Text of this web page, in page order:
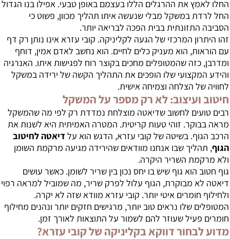
החלו לאמץ את ההרגלים הללו בעצמם באופן טבעי. אפילו בנו הגדול
החל לרדת במשקל מבלי שנעשה איתו תהליך מכוון, פשוט כי
הסביבה התזונתית בבית הפכה לבריאה יותר.
זהו היתרון המרכזי של הגעה לקליניקה. קובי עזרא אינו נותן רק דף
עם הוראות, הוא מעניק כלים לחיים. הוא נחשב לאדם אמין, דוחף
ומדרבן, כזה שהמטופלים מחכים בקוצר רוח לפגישות איתו. האנרגיה
והידע המקצועי שלו הופכים את התהליך הקשה של ירידה במשקל
לחוויה של הצלחה וצמיחה אישית.
חיטוב ועיצוב: לא רק מספר על המשקל
רבים טועים לחשוב שדיאטה מוצלחת נמדדת רק לפי מה שהמשקל
מראה בבוקר. זוהי טעות קריטית. המטרה האמיתית היא לשנות את
הרכב הגוף. בשיטה של קובי עזרא, הדגש הוא על דיאטה לחיטוב
הגוף, תהליך שבו אנחנו מוודאים שהירידה מגיעה מרקמת השומן
ולא מרקמת השריר היקרה.
גוף חטוב הוא גוף שיש בו יחס נכון בין שריר לשומן. כאשר עושים
דיאטה לא מבוקרת, הגוף עלול לפרק שריר, מה שמוביל למראה רפוי
ולחילוף חומרים איטי יותר. קובי עזרא מוודא שזה לא יקרה.
המטופלים שלו נראים טוב יותר, מרגישים חזקים יותר ונהנים מחילוף
חומרים פעיל שעוזר להם לשמור על התוצאות לאורך זמן.
מדוע לבחור דווקא בקליניקה של קובי עזרא?